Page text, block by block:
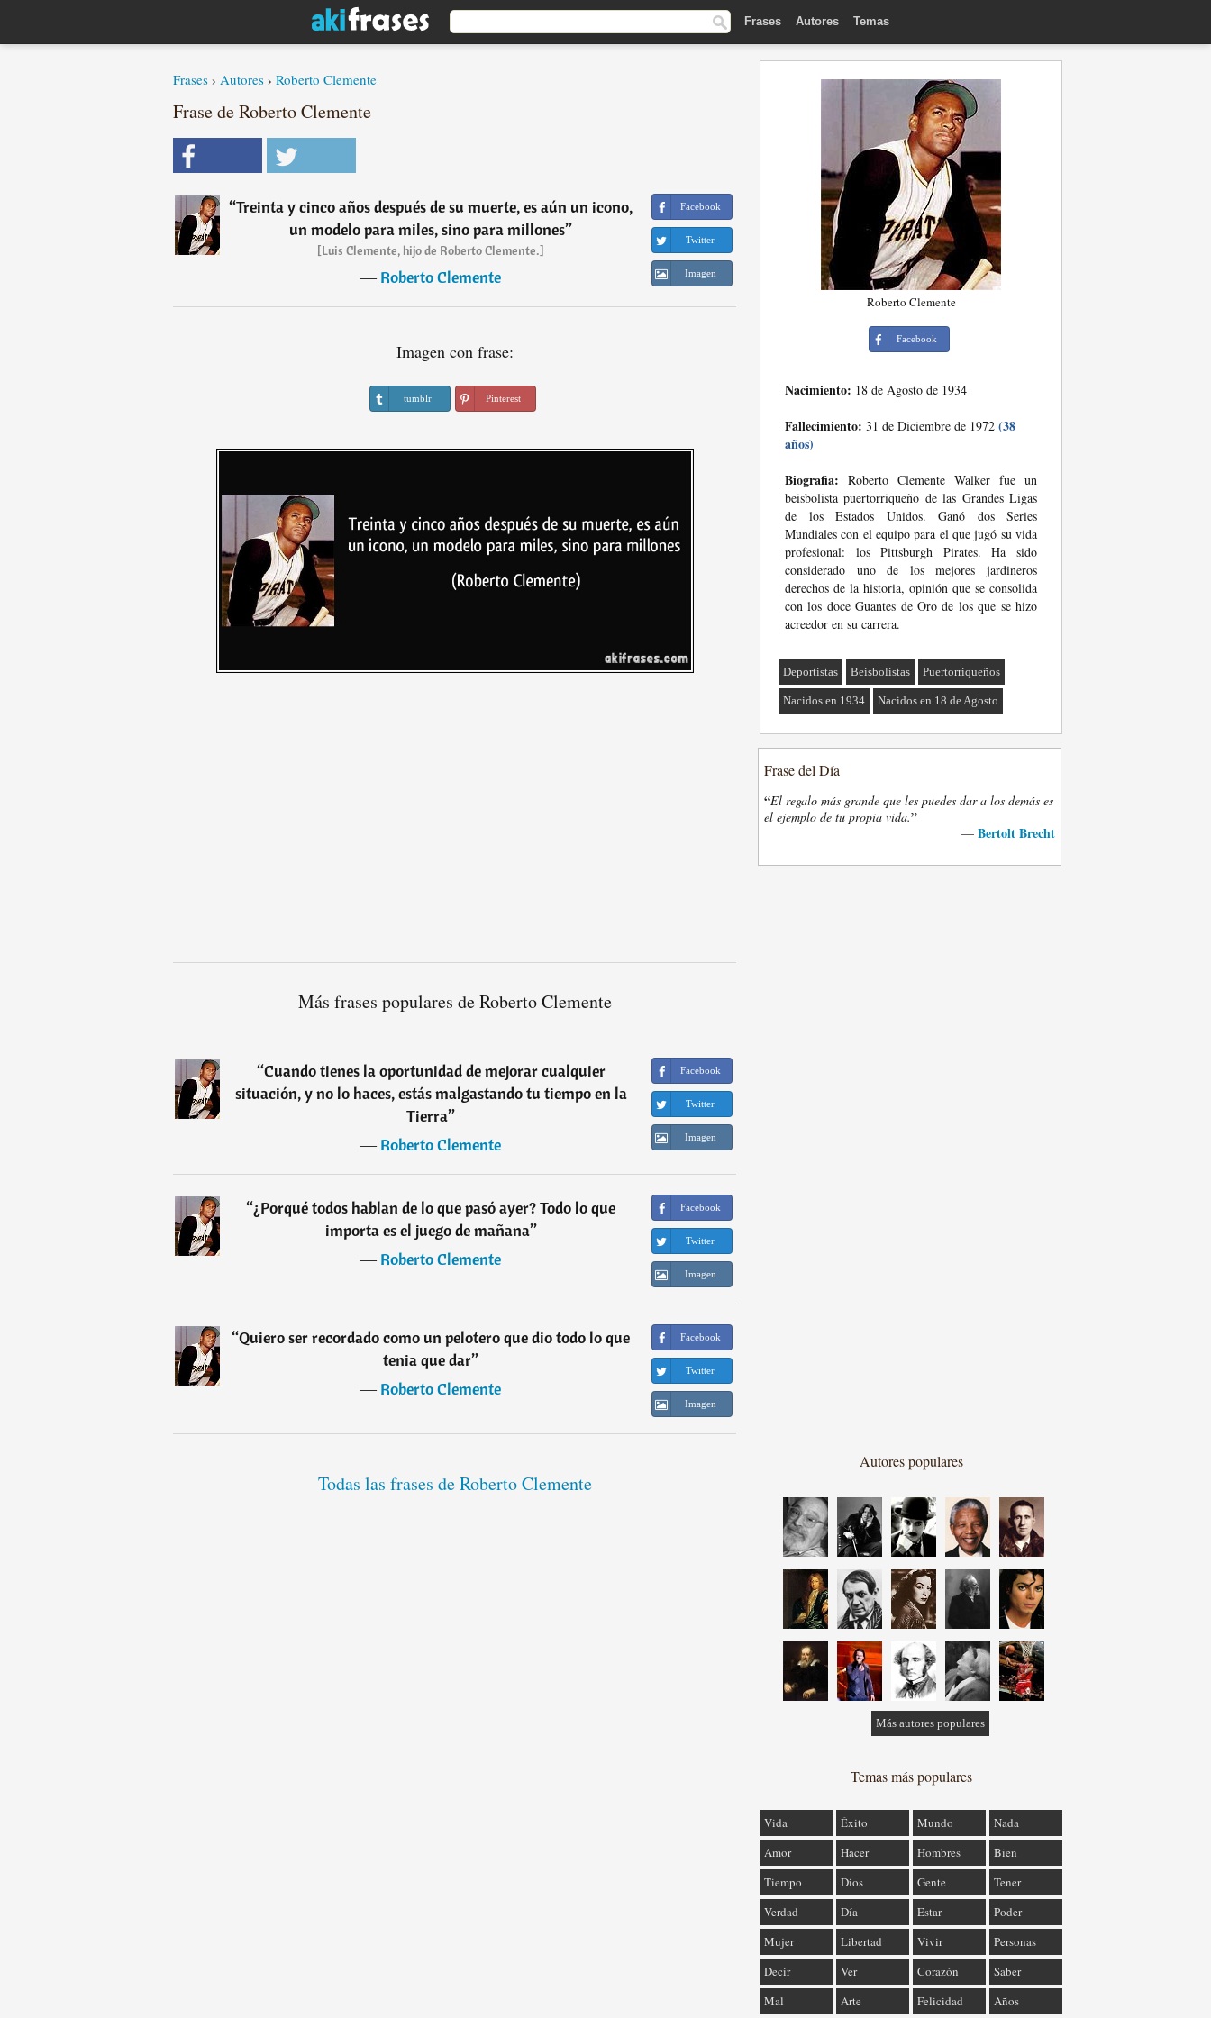
Frases Autores Temas
Frases › Autores › Roberto Clemente
Frase de Roberto Clemente
“Treinta y cinco años después de su muerte, es aún un icono,
un modelo para miles, sino para millones”
[Luis Clemente, hijo de Roberto Clemente.]
―Roberto Clemente
Facebook
Twitter
Imagen
Imagen con frase:
tumblr Pinterest
Más frases populares de Roberto Clemente
“Cuando tienes la oportunidad de mejorar cualquier
situación, y no lo haces, estás malgastando tu tiempo en la
Tierra”
―Roberto Clemente
Facebook
Twitter
Imagen
“¿Porqué todos hablan de lo que pasó ayer? Todo lo que
importa es el juego de mañana”
―Roberto Clemente
Facebook
Twitter
Imagen
“Quiero ser recordado como un pelotero que dio todo lo que
tenia que dar”
―Roberto Clemente
Facebook
Twitter
Imagen
Todas las frases de Roberto Clemente
Roberto Clemente
Facebook
Nacimiento: 18 de Agosto de 1934
Fallecimiento: 31 de Diciembre de 1972 (38
años)
Biografia: Roberto Clemente Walker fue un
beisbolista puertorriqueño de las Grandes Ligas
de los Estados Unidos. Ganó dos Series
Mundiales con el equipo para el que jugó su vida
profesional: los Pittsburgh Pirates. Ha sido
considerado uno de los mejores jardineros
derechos de la historia, opinión que se consolida
con los doce Guantes de Oro de los que se hizo
acreedor en su carrera.
Deportistas Beisbolistas Puertorriqueños
Nacidos en 1934 Nacidos en 18 de Agosto
Frase del Día
“El regalo más grande que les puedes dar a los demás es
el ejemplo de tu propia vida.”
— Bertolt Brecht
Autores populares
Más autores populares
Temas más populares
Vida Éxito Mundo
Nada
Amor
Hacer Hombres
Bien
Tiempo
Dios Gente
Tener
Verdad
Día Estar
Poder
Mujer
Libertad Vivir
Personas
Decir
Ver Corazón
Saber
Mal
Arte Felicidad Años